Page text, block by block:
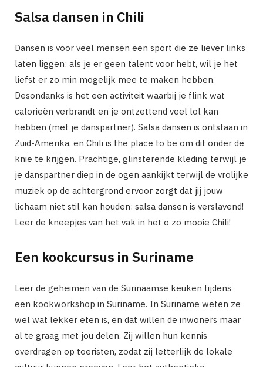
Salsa dansen in Chili
Dansen is voor veel mensen een sport die ze liever links
laten liggen: als je er geen talent voor hebt, wil je het
liefst er zo min mogelijk mee te maken hebben.
Desondanks is het een activiteit waarbij je flink wat
calorieën verbrandt en je ontzettend veel lol kan
hebben (met je danspartner). Salsa dansen is ontstaan in
Zuid-Amerika, en Chili is the place to be om dit onder de
knie te krijgen. Prachtige, glinsterende kleding terwijl je
je danspartner diep in de ogen aankijkt terwijl de vrolijke
muziek op de achtergrond ervoor zorgt dat jij jouw
lichaam niet stil kan houden: salsa dansen is verslavend!
Leer de kneepjes van het vak in het o zo mooie Chili!
Een kookcursus in Suriname
Leer de geheimen van de Surinaamse keuken tijdens
een kookworkshop in Suriname. In Suriname weten ze
wel wat lekker eten is, en dat willen de inwoners maar
al te graag met jou delen. Zij willen hun kennis
overdragen op toeristen, zodat zij letterlijk de lokale